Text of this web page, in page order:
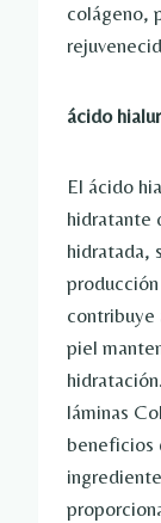
colágeno,
ácido
El ácido
hidratante
hidratada,
contribuye
piel
láminas
beneficios